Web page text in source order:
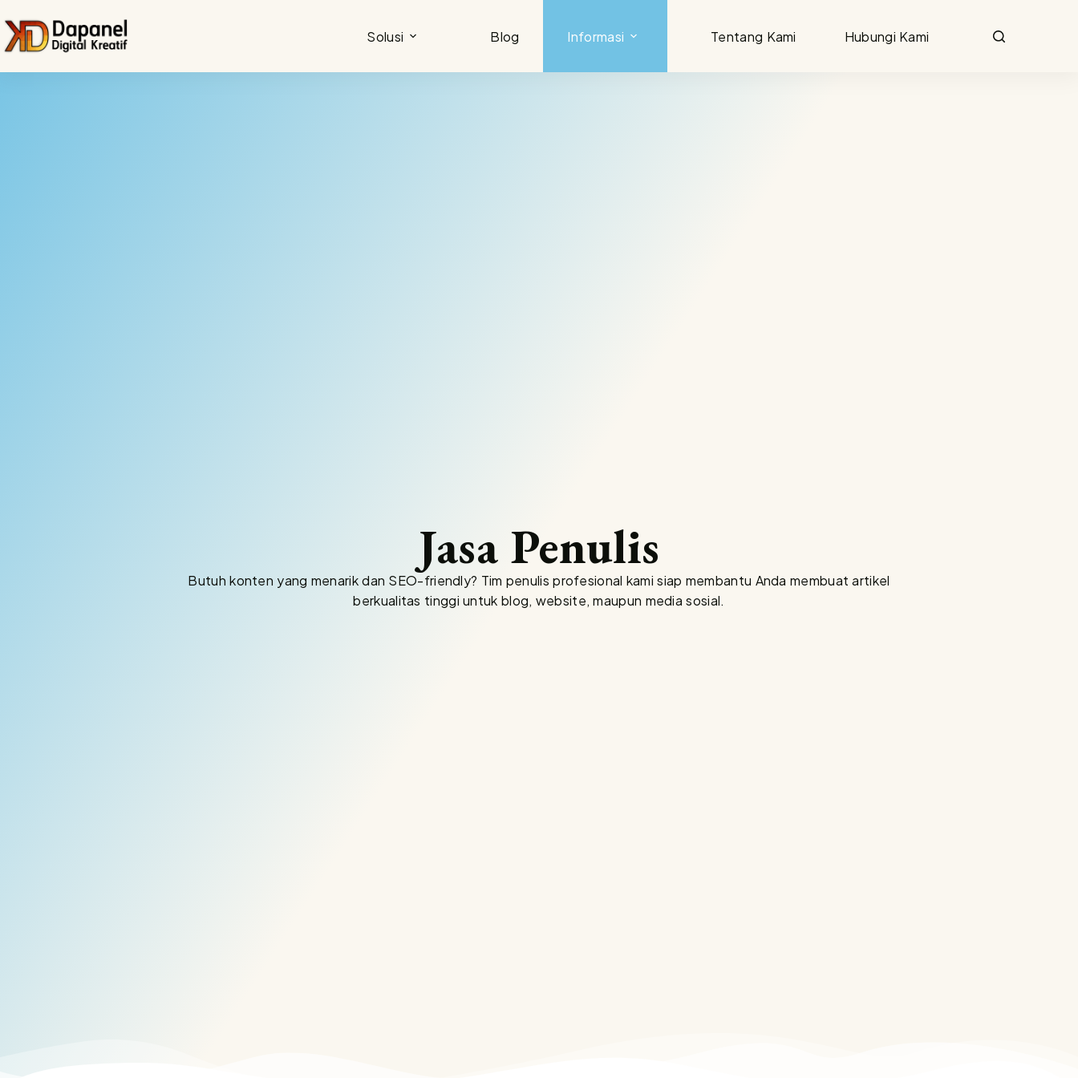
Solusi Blog Informasi Tentang Kami Hubungi Kami
Jasa Penulis
Butuh konten yang menarik dan SEO-friendly? Tim penulis profesional kami siap membantu Anda membuat artikel
berkualitas tinggi untuk blog, website, maupun media sosial.